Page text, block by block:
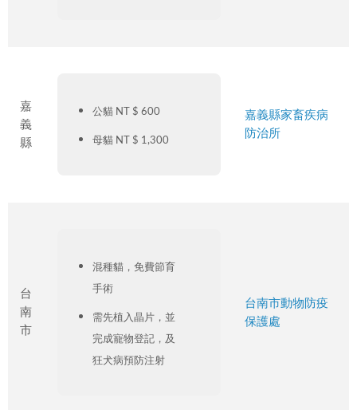
嘉
義
縣
公貓 NT $ 600
母貓 NT $ 1,300
嘉義縣家畜疾病
防治所
台
南
市
混種貓，免費節育
手術
需先植入晶片，並
完成寵物登記，及
狂犬病預防注射
台南市動物防疫
保護處